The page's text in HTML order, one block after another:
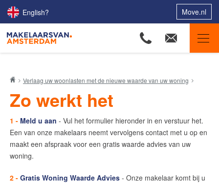
English? Move.nl
Ons aanbod
Woningzoekers
Onze makelaars
Onze expertises
Huis verkopen
Huis kopen
Verlaag uw woonlasten met de nieuwe waarde van uw woning
Zo werkt het
1 - Meld u aan - Vul het formulier hieronder in en verstuur het.
Een van onze makelaars neemt vervolgens contact met u op en
maakt een afspraak voor een gratis waarde advies van uw
woning.
2 - Gratis Woning Waarde Advies - Onze makelaar komt bij u